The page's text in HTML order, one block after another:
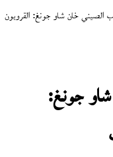
الصيني خان شاو جونغ: القرويون
جونغ: